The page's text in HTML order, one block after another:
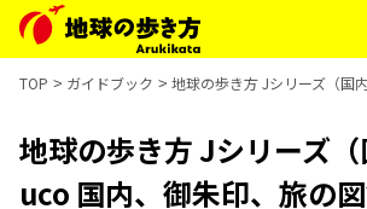
TOP ガイドブック 地球の歩き方 Jシリーズ（国
地球の歩き方 Jシリーズ
uco 国内、御朱印、旅の